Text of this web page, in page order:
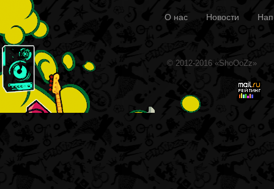
© 2012-2016 «ShoOoZz»
О нас Новости